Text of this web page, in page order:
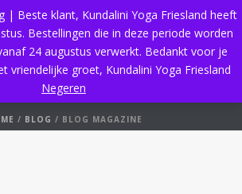
/ BLOG / BLOG MAGAZINE
| Beste klant, Kundalini Yoga Friesland heeft
Bestellingen die in deze periode worden
24 augustus verwerkt. Bedankt voor je
vriendelijke groet, Kundalini Yoga Friesland
Negeren